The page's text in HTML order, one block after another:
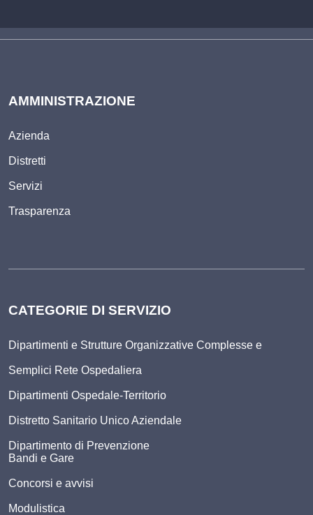
AMMINISTRAZIONE
Azienda
Distretti
Servizi
Trasparenza
CATEGORIE DI SERVIZIO
Dipartimenti e Strutture Organizzative Complesse e
Semplici Rete Ospedaliera
Dipartimenti Ospedale-Territorio
Distretto Sanitario Unico Aziendale
Dipartimento di Prevenzione
Bandi e Gare
Concorsi e avvisi
Modulistica